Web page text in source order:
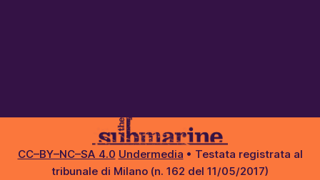
CC–BY–NC–SA 4.0 Undermedia • Testata registrata al
tribunale di Milano (n. 162 del 11/05/2017)